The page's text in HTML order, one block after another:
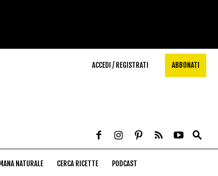
ACCEDI / REGISTRATI ABBONATI
NATURALE CERCA RICETTE PODCAST